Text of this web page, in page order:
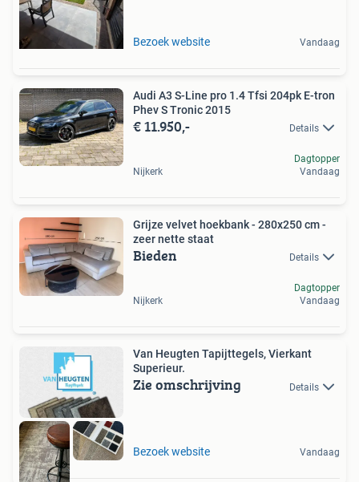
Bezoek website Vandaag
Audi A3 S-Line pro 1.4 Tfsi 204pk E-tron
Phev S Tronic 2015
€ 11.950,- Details
Nijkerk
Dagtopper
Vandaag
Grijze velvet hoekbank - 280x250 cm -
zeer nette staat
Bieden Details
Nijkerk
Dagtopper
Vandaag
Van Heugten Tapijttegels, Vierkant
Superieur.
Zie omschrijving Details
Bezoek website Vandaag